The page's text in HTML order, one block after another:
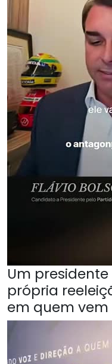
Um
própria
em quem vem